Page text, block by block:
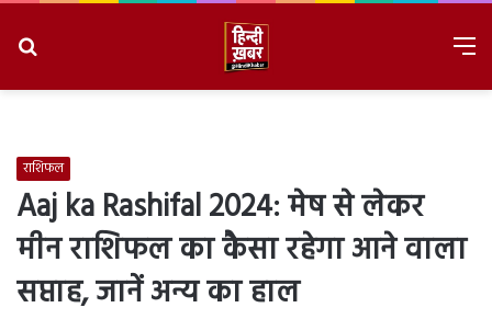
राशिफल
Aaj ka Rashifal 2024: मेष से लेकर
मीन राशिफल का कैसा रहेगा आने वाला
सप्ताह, जानें अन्य का हाल